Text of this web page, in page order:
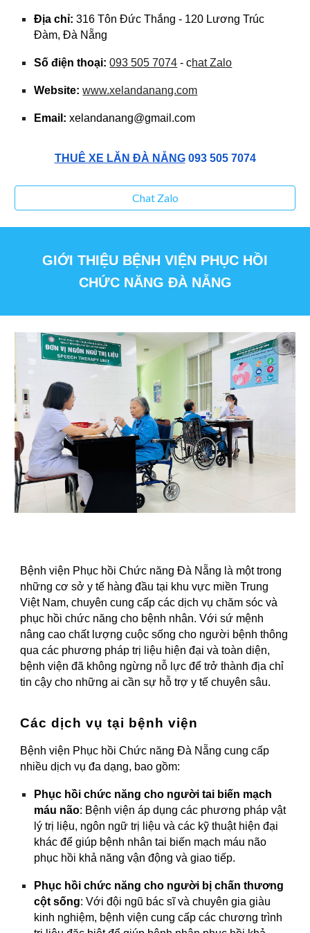
Địa chỉ: 316 Tôn Đức Thắng - 120 Lương Trúc
Đàm, Đà Nẵng
Số điện thoại: 093 505 7074 - chat Zalo
Website: www.xelandanang.com
Email: xelandanang@gmail.com
THUÊ XE LĂN ĐÀ NẴNG093 505 7074
Chat Zalo
GIỚI THIỆU BỆNH VIỆN PHỤC HỒI
CHỨC NĂNG ĐÀ NẴNG
Bệnh viện Phục hồi Chức năng Đà Nẵng là một trong
những cơ sở y tế hàng đầu tại khu vực miền Trung
Việt Nam, chuyên cung cấp các dịch vụ chăm sóc và
phục hồi chức năng cho bệnh nhân. Với sứ mệnh
nâng cao chất lượng cuộc sống cho người bệnh thông
qua các phương pháp trị liệu hiện đại và toàn diện,
bệnh viện đã không ngừng nỗ lực để trở thành địa chỉ
tin cậy cho những ai cần sự hỗ trợ y tế chuyên sâu.
Các dịch vụ tại bệnh viện
Bệnh viện Phục hồi Chức năng Đà Nẵng cung cấp
nhiều dịch vụ đa dạng, bao gồm:
Phục hồi chức năng cho người tai biến mạch
máu não: Bệnh viện áp dụng các phương pháp vật
lý trị liệu, ngôn ngữ trị liệu và các kỹ thuật hiện đại
khác để giúp bệnh nhân tai biến mạch máu não
phục hồi khả năng vận động và giao tiếp.
Phục hồi chức năng cho người bị chấn thương
cột sống: Với đội ngũ bác sĩ và chuyên gia giàu
kinh nghiệm, bệnh viện cung cấp các chương trình